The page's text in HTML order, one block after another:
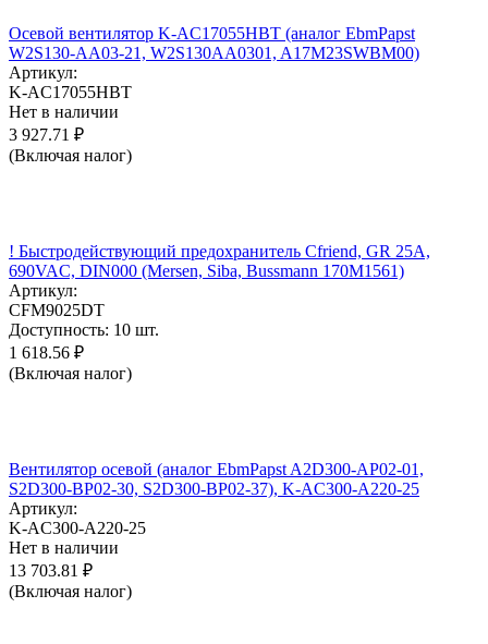
Осевой вентилятор K-AC17055HBT (аналог EbmPapst
W2S130-AA03-21, W2S130AA0301, A17M23SWBM00)
Артикул:
K-AC17055HBT
Нет в наличии
3 927.71 ₽
(Включая налог)
! Быстродействующий предохранитель Cfriend, GR 25А,
690VAC, DIN000 (Mersen, Siba, Bussmann 170M1561)
Артикул:
CFM9025DT
Доступность: 10 шт.
1 618.56 ₽
(Включая налог)
Вентилятор осевой (аналог EbmPapst A2D300-AP02-01,
S2D300-BP02-30, S2D300-BP02-37), K-AC300-A220-25
Артикул:
K-AC300-A220-25
Нет в наличии
13 703.81 ₽
(Включая налог)